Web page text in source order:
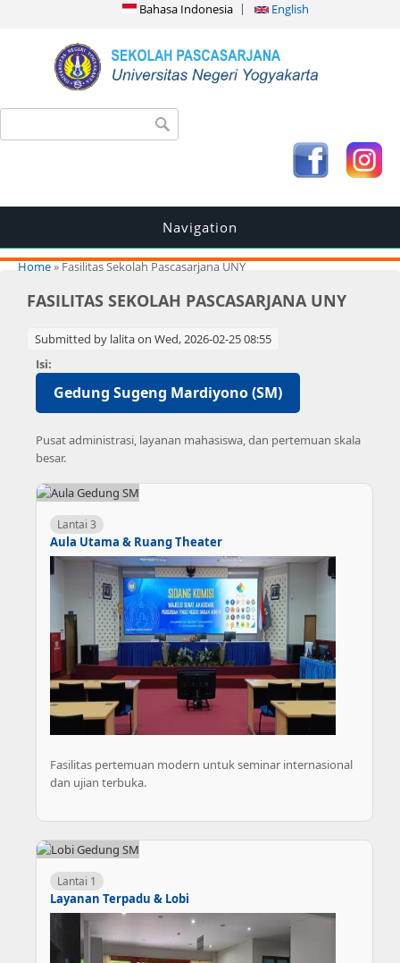
Bahasa Indonesia English
Search form
Navigation
You are here
Home» Fasilitas Sekolah Pascasarjana UNY
FASILITAS SEKOLAH PASCASARJANA UNY
Submitted by lalitaon Wed, 2026-02-25 08:55
Isi:
Gedung Sugeng Mardiyono (SM)
Pusat administrasi, layanan mahasiswa, dan pertemuan skala
besar.
Lantai 3
Aula Utama & Ruang Theater
Fasilitas pertemuan modern untuk seminar internasional
dan ujian terbuka.
Lantai 1
Layanan Terpadu & Lobi